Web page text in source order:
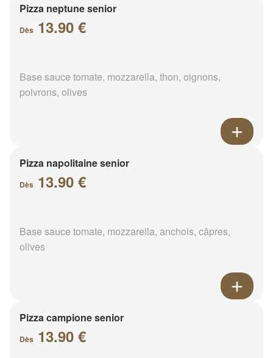
Pizza neptune senior
Dès 13.90 €
Base sauce tomate, mozzarella, thon, oignons,
poivrons, olives
Pizza napolitaine senior
Dès 13.90 €
Base sauce tomate, mozzarella, anchois, câpres,
olives
Pizza campione senior
Dès 13.90 €